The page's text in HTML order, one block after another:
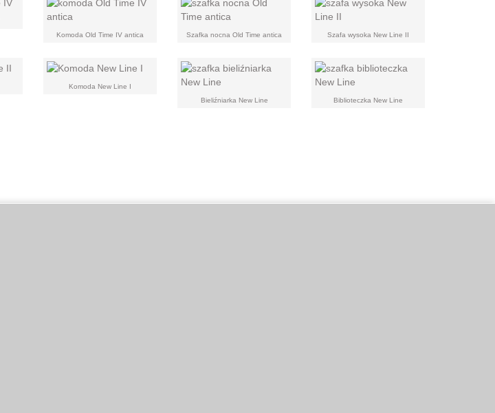
Komoda Old Time IV antica
Szafka nocna Old Time antica Szafa wysoka New Line II
Komoda New Line I
Bieliźniarka New Line
Biblioteczka New Line